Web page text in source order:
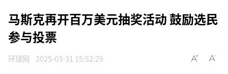
马斯克再开百万美元抽奖活动 鼓励选民
参与投票
环球网 2025-03-31 15:52:29